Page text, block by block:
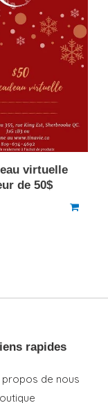
virtuelle
de 50$
rapides
propos de nous